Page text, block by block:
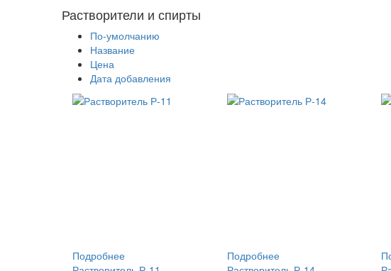
Растворители и спирты
По-умолчанию
Название
Цена
Дата добавления
Подробнее
Подробнее